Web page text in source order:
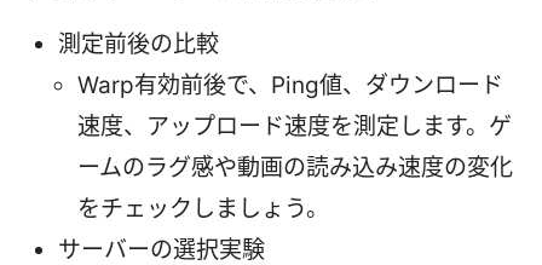
測定前後の比較
Warp有効前後で、Ping値、ダウンロード
速度、アップロード速度を測定します。ゲ
ームのラグ感や動画の読み込み速度の変化
をチェックしましょう。
サーバーの選択実験